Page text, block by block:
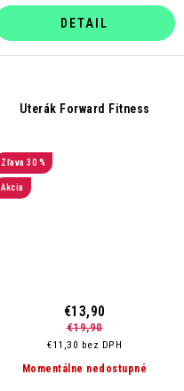
DETAIL
Uterák Forward Fitness
30 %
Akcia
Momentálne nedostupné
€11,30 bez DPH
€13,90
€19,90